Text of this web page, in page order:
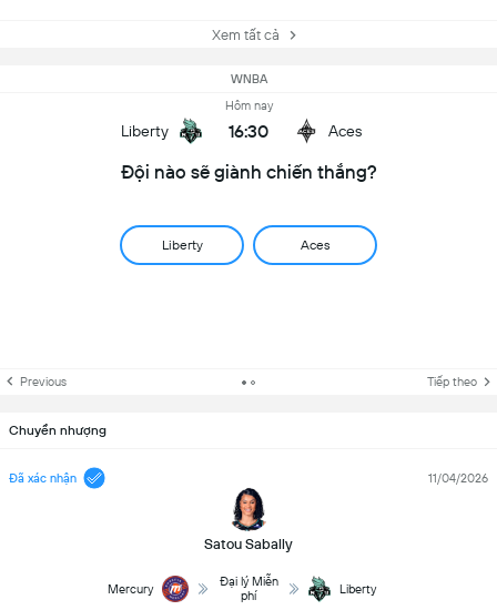
Xem tất cả
WNBA
Liberty
Hôm nay
16:30 Aces
Đội nào sẽ giành chiến thắng?
Liberty Aces
Previous Tiếp theo
Chuyển nhượng
Đã xác nhận
Satou Sabally
11/04/2026
Mercury
Đại lý Miễn
phí
Liberty